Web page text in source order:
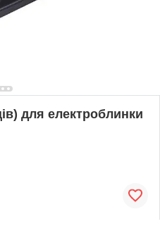
для електроблинки